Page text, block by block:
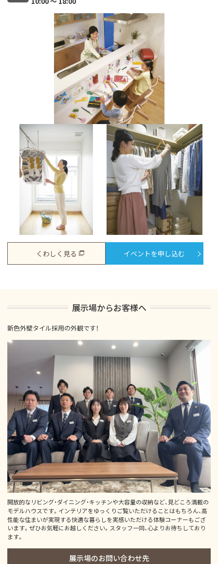
くわしく見る イベントを申し込む
展示場からお客様へ
新色外壁タイル採用の外観です！
開放的なリビング・ダイニング・キッチンや大容量の収納など、見どころ満載の
モデルハウスです。インテリアをゆっくりご覧いただけることはもちろん、高
性能な住まいが実現する快適な暮らしを実感いただける体験コーナーもござ
います。ぜひお気軽にお越しください。スタッフ一同、心よりお待ちしており
ます。
展示場のお問い合わせ先